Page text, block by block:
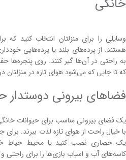
وسایلی را برای منزلتان انتخاب کنید
هستند. از پرده‌های بلند یا پرده‌هایی
به راحتی در آن‌ها گیر کنند. روی
که تا جایی که می‌شود هوای تازه در منزلتان
فضاهای بیرونی دوستدار
یک فضای بیرونی مناسب برای حیوانات
با خیال راحت از هوای تازه لذت ببرند. برای
یک حصاری نصب کنید یا محیط حیاط خود
کاسه‌های آب و اسباب بازی‌ها را برای راحتی